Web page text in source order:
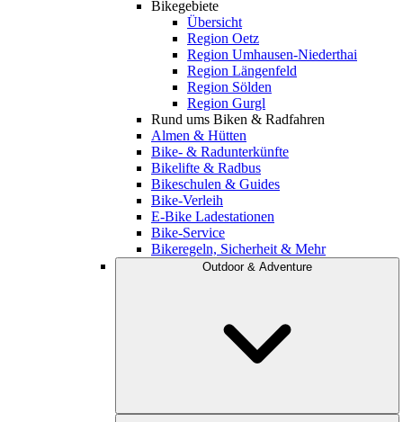
Bikegebiete
Übersicht
Region Oetz
Region Umhausen-Niederthai
Region Längenfeld
Region Sölden
Region Gurgl
Rund ums Biken & Radfahren
Almen & Hütten
Bike- & Radunterkünfte
Bikelifte & Radbus
Bikeschulen & Guides
Bike-Verleih
E-Bike Ladestationen
Bike-Service
Bikeregeln, Sicherheit & Mehr
Outdoor & Adventure